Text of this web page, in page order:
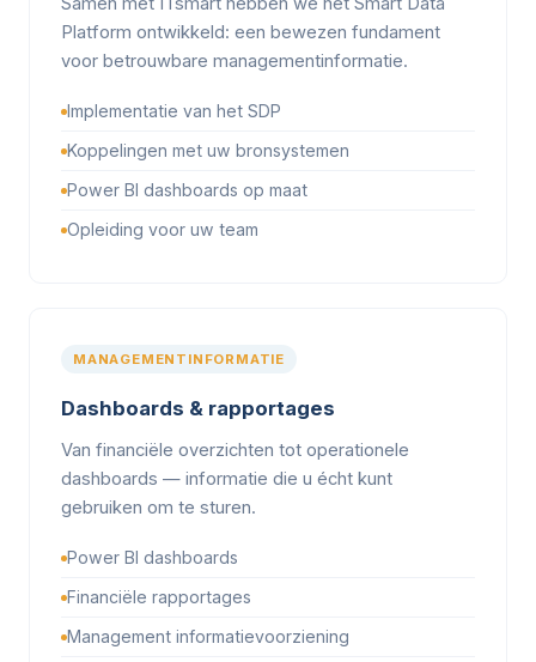
Platform ontwikkeld: een bewezen fundament
voor betrouwbare managementinformatie.
Implementatie van het SDP
Koppelingen met uw bronsystemen
Power BI dashboards op maat
Opleiding voor uw team
MANAGEMENTINFORMATIE
Dashboards & rapportages
Van financiële overzichten tot operationele
dashboards — informatie die u écht kunt
gebruiken om te sturen.
Power BI dashboards
Financiële rapportages
Management informatievoorziening